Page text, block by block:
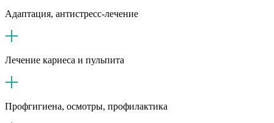
Адаптация, антистресс-лечение
Лечение кариеса и пульпита
Профгигиена, осмотры, профилактика